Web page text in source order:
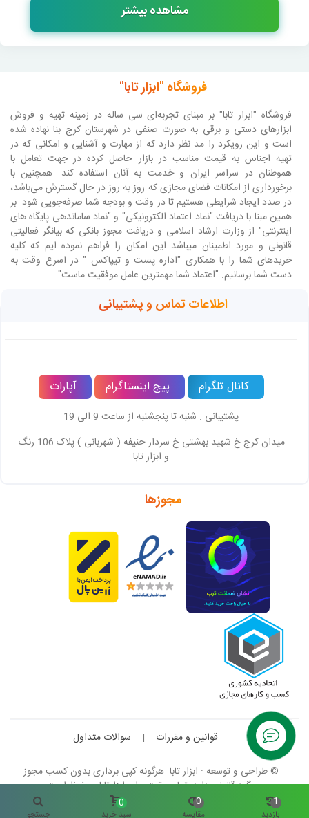
مشاهده بیشتر
فروشگاه "ابزار تابا"
فروشگاه "ابزار تابا"بر مبنای تجربه‌ای سی ساله در زمینه تهیه و فروش
ابزارهای دستی و برقی به صورت صنفی در شهرستان کرج بنا نهاده شده
است و این رویکرد را مد نظر دارد که از مهارت و آشنایی و امکانی که در
تهیه اجناس به قیمت مناسب در بازار حاصل کرده در جهت تعامل با
هموطنان در سراسر ایران و خدمت به آنان استفاده کند. همچنین با
برخورداری از امکانات فضای مجازی که روز به روز در حال گسترش می‌باشد،
در صدد ایجاد شرایطی هستیم تا در وقت و بودجه شما صرفه‌جویی شود. بر
همین مبنا با دریافت "نماد اعتماد الکترونیکی" و "نماد ساماندهی پایگاه های
اینترنتی" از وزارت ارشاد اسلامی و دریافت مجوز بانکی که بیانگر فعالیتی
قانونی و مورد اطمینان میباشد این امکان را فراهم نموده ایم که کلیه
خریدهای شما را با همکاری "اداره پست و تیپاکس " در اسرع وقت به
دست شما برسانیم. "اعتماد شما مهمترین عامل موفقیت ماست"
اطلاعات تماس و پشتیبانی
کانال تلگرام پیج اینستاگرام آپارات
پشتیبانی : شنبه تا پنجشنبه از ساعت 9 الی 19
میدان کرج خ شهید بهشتی خ سردار حنیفه ( شهربانی ) پلاک 106 رنگ
و ابزار تابا
مجوزها
قوانین و مقررات | سوالات متداول
© طراحی و توسعه : ابزار تابا. هرگونه کپی برداری بدون کسب مجوز
پیگرد قانونی دارد. تمام حقوق برای ابزارتابا محفوظ است.
بازدید
1
مقایسه
0
سبد خرید
0
جستجو